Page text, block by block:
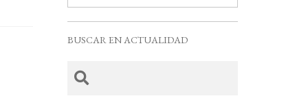
BUSCAR EN ACTUALIDAD